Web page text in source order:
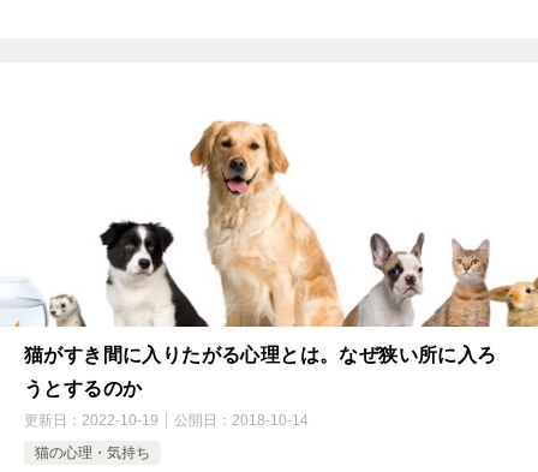
猫がすき間に入りたがる心理とは。なぜ狭い所に入ろ
うとするのか
更新日： 2022-10-19 公開日： 2018-10-14
猫の心理・気持ち